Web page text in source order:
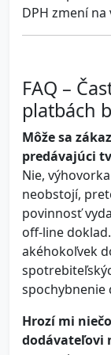
DPH zmení
FAQ –
platbách
Môže sa
predávajúci
Nie,
neobstojí,
povinnosť
off-line
akéhokoľvek
spochybnenie
Hrozí mi
dodávateľovi